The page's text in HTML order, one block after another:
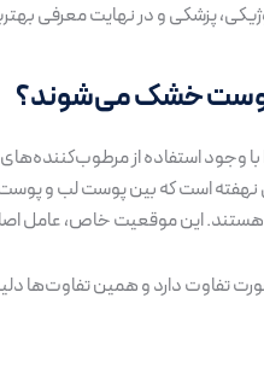
پزشکی و در نهایت معرفی
پوست خشک می‌شوند؟
با وجود استفاده از
نهفته است که بین پوست لب و
این موقعیت خاص، عامل
تفاوت دارد و همین تفاوت‌ها